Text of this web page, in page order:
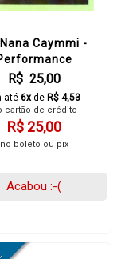
Caymmi -
R$ 25,00
até 6xde R$ 4,53
cartão de crédito
R$ 25,00
no boleto ou pix
Acabou :-(